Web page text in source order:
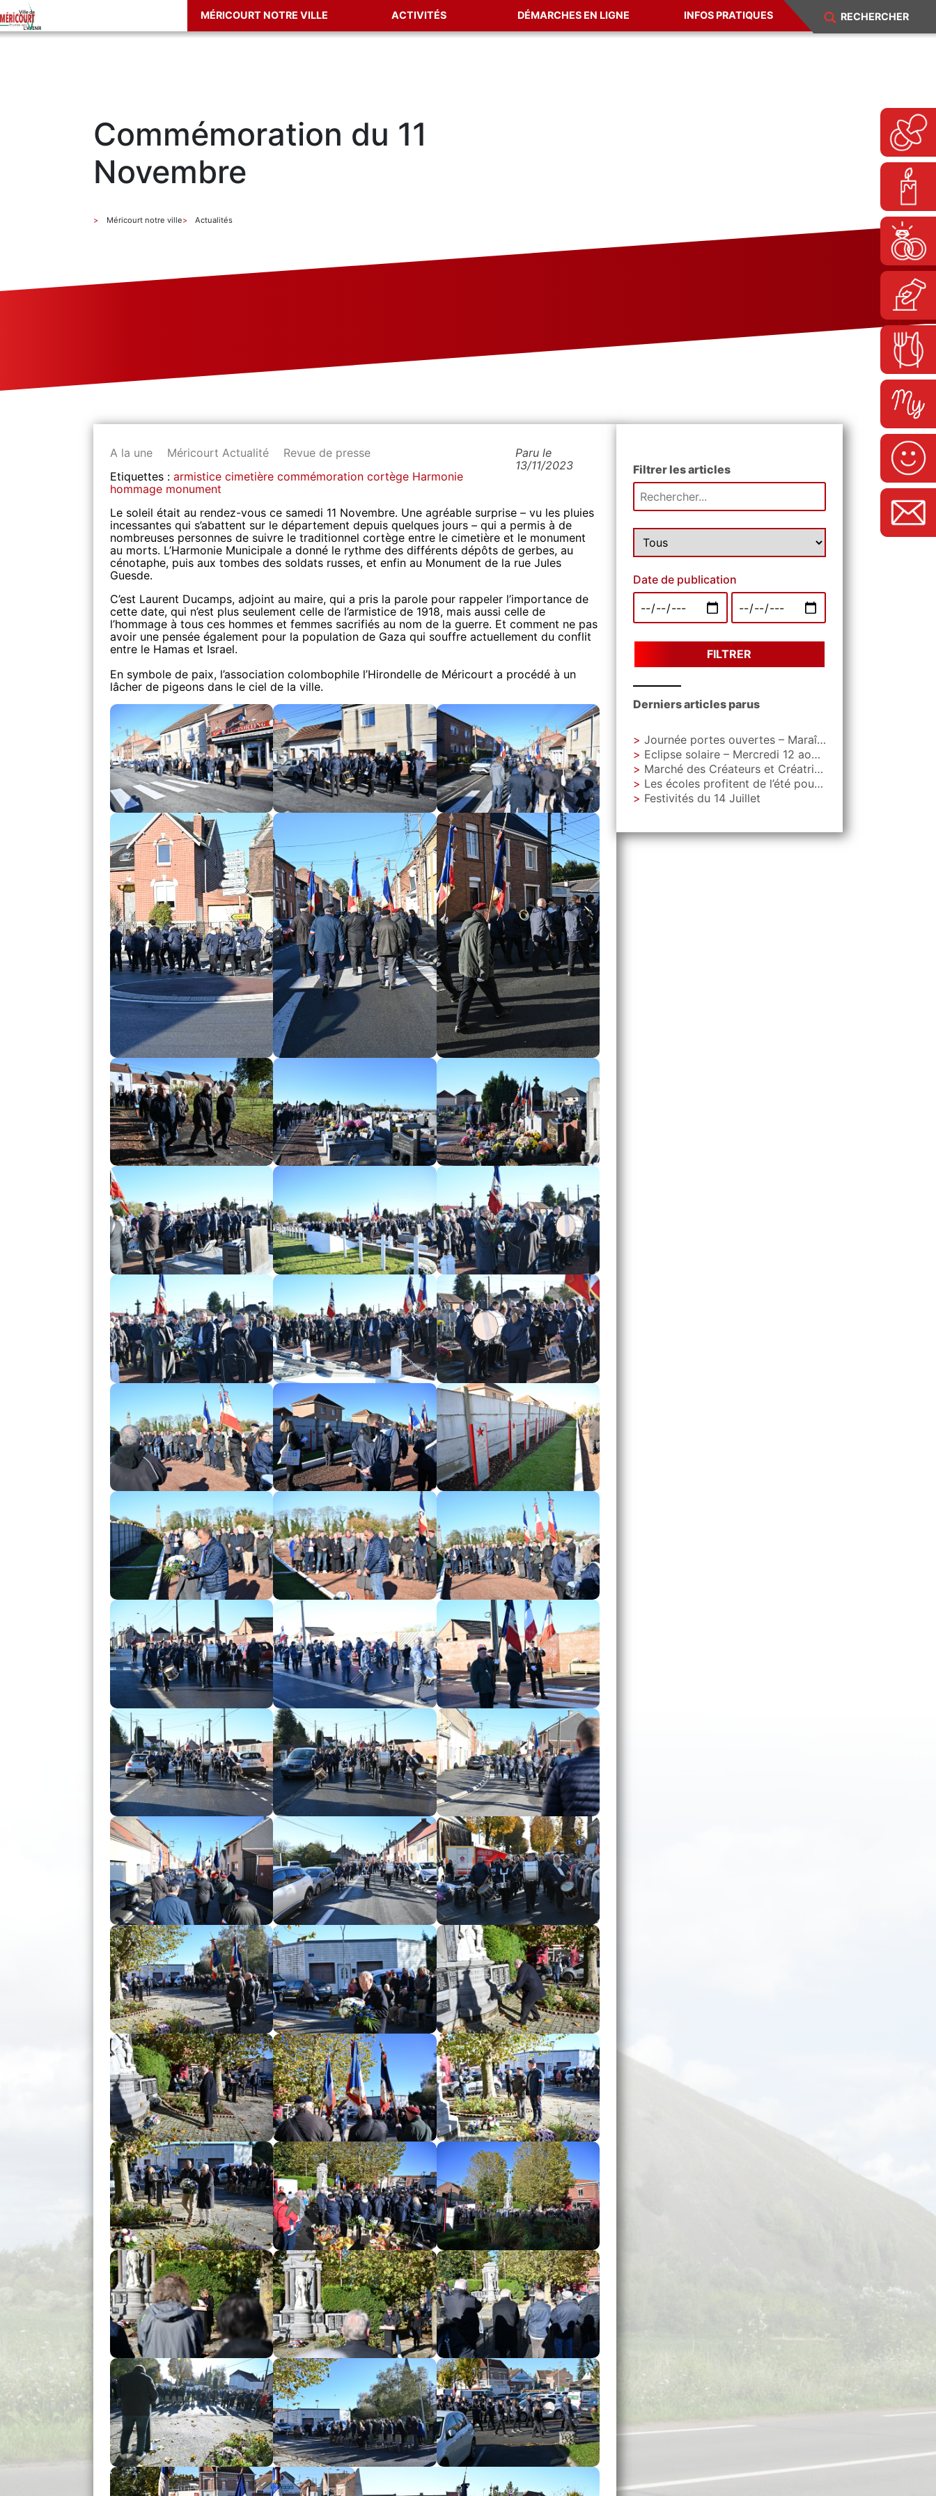
MÉRICOURT NOTRE VILLE ACTIVITÉS DÉMARCHES EN LIGNE INFOS PRATIQUES
Commémoration du 11
Novembre
Méricourt notre ville Actualités
A la une Méricourt Actualité
Revue de presse
Etiquettes :armistice cimetière commémoration cortège Harmonie
hommage monument
Paru le
13/11/2023
Le soleil était au rendez-vous ce samedi 11 Novembre. Une agréable surprise – vu les pluies
incessantes qui s’abattent sur le département depuis quelques jours – qui a permis à de
nombreuses personnes de suivre le traditionnel cortège entre le cimetière et le monument
au morts. L’Harmonie Municipale a donné le rythme des différents dépôts de gerbes, au
cénotaphe, puis aux tombes des soldats russes, et enfin au Monument de la rue Jules
Guesde.
C’est Laurent Ducamps, adjoint au maire, qui a pris la parole pour rappeler l’importance de
cette date, qui n’est plus seulement celle de l’armistice de 1918, mais aussi celle de
l’hommage à tous ces hommes et femmes sacrifiés au nom de la guerre. Et comment ne pas
avoir une pensée également pour la population de Gaza qui souffre actuellement du conflit
entre le Hamas et Israel.
En symbole de paix, l’association colombophile l’Hirondelle de Méricourt a procédé à un
lâcher de pigeons dans le ciel de la ville.
Filtrer les articles
Date de publication
FILTRER
Derniers articles parus
Journée portes ouvertes – Maraîchage Municipal
Eclipse solaire – Mercredi 12 aout – Parc Letoquart
Marché des Créateurs et Créatrices – Vendredi 4 septembre – Parvis de La Gare
Les écoles profitent de l’été pour faire peau neuve
Festivités du 14 Juillet